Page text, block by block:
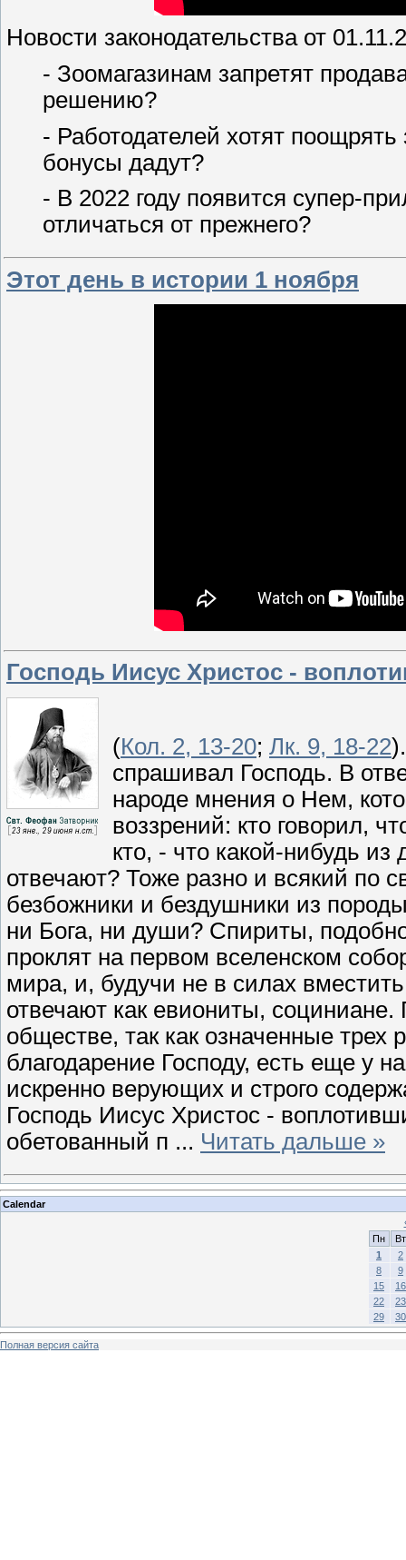
Новости законодательства от
- Зоомагазинам запретят
решению?
- Работодателей хотят поощрять
бонусы дадут?
- В 2022 году появится супер-
отличаться от прежнего?
Этот день в истории 1 ноября
Господь Иисус Христос -
(Кол. 2, 13-20; Лк. 9, 18-22
спрашивал Господь. В
народе мнения о Нем,
воззрений: кто говорил,
кто, - что какой-нибудь
отвечают? Тоже разно и всякий по
безбожники и бездушники из
ни Бога, ни души? Спириты,
проклят на первом вселенском
мира, и, будучи не в силах
отвечают как евиониты,
обществе, так как означенные
благодарение Господу, есть еще у
искренно верующих и строго
Господь Иисус Христос -
обетованный п ... Читать дальше »
Calendar
Пн
Вт
1
2
8
9
15
16
22
23
29
30
Полная версия сайта